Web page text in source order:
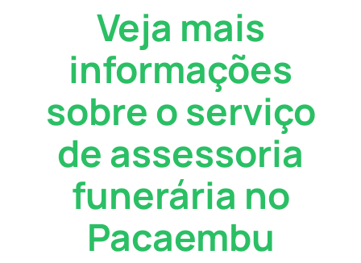
Veja mais
informações
sobre o serviço
de assessoria
funerária no
Pacaembu